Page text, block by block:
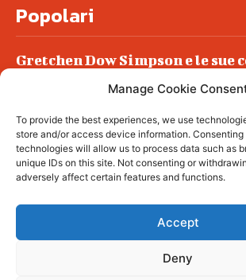
Manage Cookie
To provide the best experiences, we use
store and/or access device information. Consenting
technologies will allow us to process data such as
unique IDs on this site. Not consenting or
adversely affect certain features and functions.
Accept
Deny
Popolari
Gretchen Dow Simpson e le sue
Podlech, il Cile lo ha
all’ergastolo
Era ubriaca…
© tagDiv - All rights reserved.